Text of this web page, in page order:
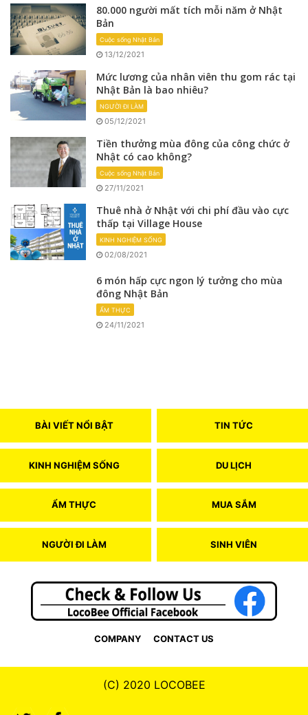
80.000 người mất tích mỗi năm ở Nhật
Bản
Cuộc sống Nhật Bản
13/12/2021
Mức lương của nhân viên thu gom rác tại
Nhật Bản là bao nhiêu?
NGƯỜI ĐI LÀM
05/12/2021
Tiền thưởng mùa đông của công chức ở
Nhật có cao không?
Cuộc sống Nhật Bản
27/11/2021
Thuê nhà ở Nhật với chi phí đầu vào cực
thấp tại Village House
KINH NGHIỆM SỐNG
02/08/2021
6 món hấp cực ngon lý tưởng cho mùa
đông Nhật Bản
ẨM THỰC
24/11/2021
BÀI VIẾT NỔI BẬT TIN TỨC
KINH NGHIỆM SỐNG DU LỊCH
ẨM THỰC MUA SẮM
NGƯỜI ĐI LÀM SINH VIÊN
COMPANY CONTACT US
(C) 2020 LOCOBEE